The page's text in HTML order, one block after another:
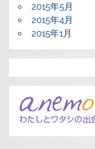
2015年5月
2015年4月
2015年1月